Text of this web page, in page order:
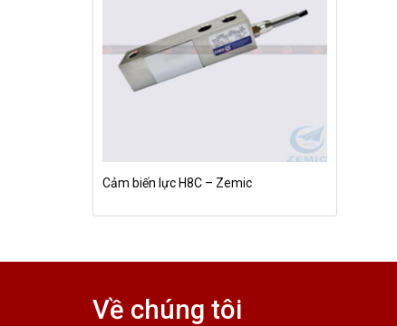
Cảm biến lực H8C – Zemic
Về chúng tôi